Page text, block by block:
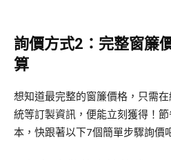
詢價方式2：完整窗簾
算
想知道最完整的窗簾價格，只需
統等訂製資訊，便能立刻獲得！
本，快跟著以下7個簡單步驟詢價